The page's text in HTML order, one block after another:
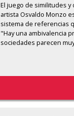
El juego de similitudes
artista Osvaldo Monzo
sistema de referencias
"Hay una ambivalencia
sociedades parecen